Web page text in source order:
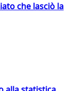
che lasciò la